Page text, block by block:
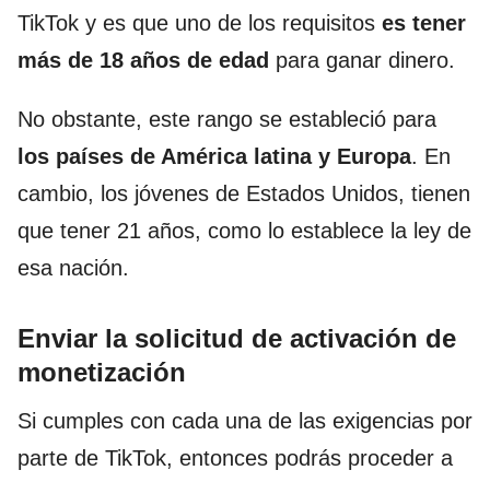
TikTok y es que uno de los requisitos es tener
más de 18 años de edad para ganar dinero.
No obstante, este rango se estableció para
los países de América latina y Europa. En
cambio, los jóvenes de Estados Unidos, tienen
que tener 21 años, como lo establece la ley de
esa nación.
Enviar la solicitud de activación de
monetización
Si cumples con cada una de las exigencias por
parte de TikTok, entonces podrás proceder a